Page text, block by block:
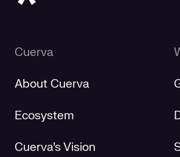
Cuerva
About Cuerva
Ecosystem
Cuerva's Vision